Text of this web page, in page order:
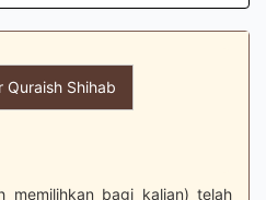
Quraish Shihab
memilihkan bagi kalian) telah